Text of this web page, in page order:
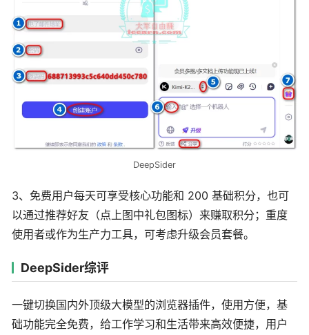
DeepSider
3、免费用户每天可享受核心功能和 200 基础积分，也可
以通过推荐好友（点上图中礼包图标）来赚取积分；重度
使用者或作为生产力工具，可考虑升级会员套餐。
DeepSider综评
一键切换国内外顶级大模型的浏览器插件，使用方便，基
础功能完全免费，给工作学习和生活带来高效便捷，用户